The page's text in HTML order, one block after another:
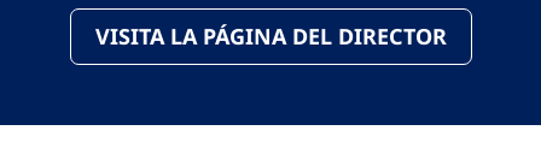
VISITA LA PÁGINA DEL DIRECTOR